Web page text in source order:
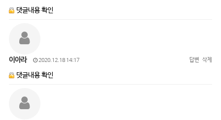
댓글내용 확인
이아라 2020.12.18 14:17 답변 삭제
댓글내용 확인